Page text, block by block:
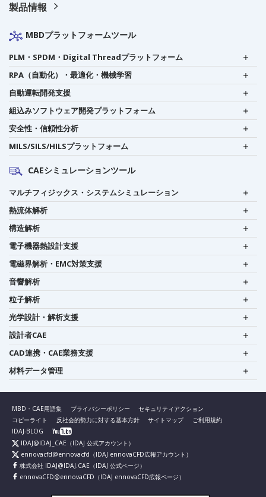
製品情報
MBDプラットフォームツール
PLM・SPDM・Digital Threadプラットフォーム
RPA（自動化）・最適化・機械学習
自動運転開発支援
組込みソフトウェア開発プラットフォーム
安全性・信頼性分析
MILS/SILS/HILSプラットフォーム
CAEシミュレーションツール
マルチフィジックス・システムシミュレーション
熱流体解析
構造解析
電子機器熱設計支援
電磁界解析・EMC対策支援
音響解析
粒子解析
光学設計・解析支援
設計者CAE
CAD連携・CAE業務支援
材料データ管理
MBD・CAE用語集 プライバシーポリシー
セキュリティアクション
コピーライト
反社会的勢力に対する基本方針 サイトマップ
ご利用規約
IDAJ-BLOG
IDAJ@IDAJ_CAE （IDAJ 公式アカウント）
ennovacfd@ennovacfd （IDAJ ennovaCFD広報アカウント）
株式会社 IDAJ@IDAJ.CAE （IDAJ 公式ページ）
ennovaCFD@ennovaCFD （IDAJ ennovaCFD広報ページ）